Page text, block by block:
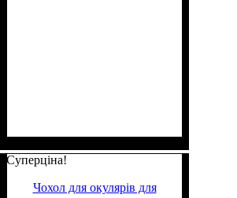
Суперціна!
Чохол для окулярів для